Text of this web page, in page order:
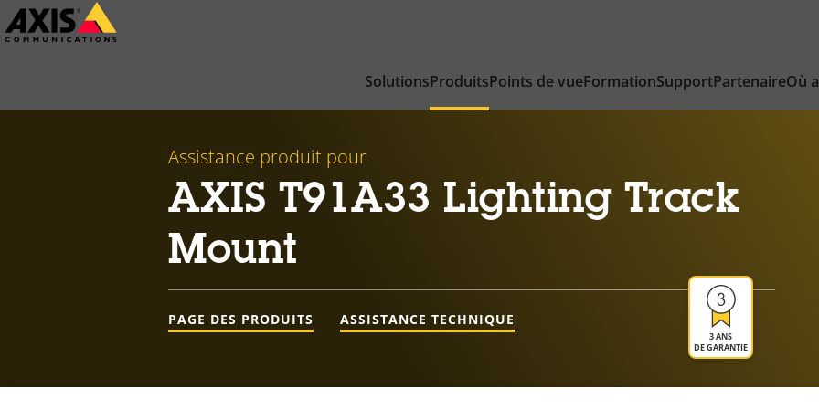
Passer
au
SolutionsProduitsPoints de vueFormationSupportPartenaireOù
Assistance produit pour
AXIS T91A33 Lighting Track
Mount
3 ANS
DE GARANTIE
PAGE DES PRODUITS ASSISTANCE TECHNIQUE